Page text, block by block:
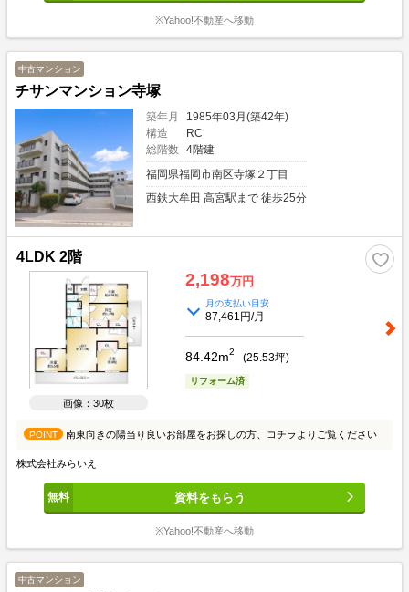
※Yahoo!不動産へ移動
中古マンション
チサンマンション寺塚
築年月
1985年03月(築42年)
構造
RC
総階数
4階建
福岡県福岡市南区寺塚２丁目
西鉄大牟田 高宮駅まで 徒歩25分
4LDK 2階
画像：30枚
2,198万円
月の支払い目安
87,461円/月
84.42m2 (25.53坪)
リフォーム済
POINT 南東向きの陽当り良いお部屋をお探しの方、コチラよりご覧ください
株式会社みらいえ
資料をもらう
※Yahoo!不動産へ移動
中古マンション